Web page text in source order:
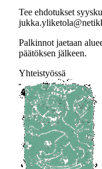
Tee ehdotukset
Palkinnot jaetaan
päätöksen jälkeen.
Yhteistyössä